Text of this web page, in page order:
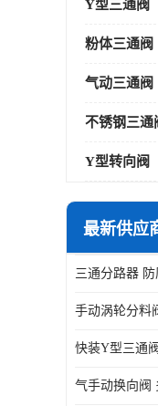
Y型三通阀
粉体三通阀
气动三通阀
不锈钢三通
Y型转向阀
最新供应
三通分路器
手动涡轮分料
快装Y型三通
气手动换向阀